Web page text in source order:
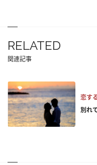
RELATED
関連記事
恋す
別れ